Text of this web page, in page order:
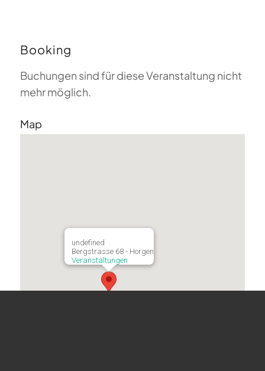
Booking
Buchungen sind für diese Veranstaltung nicht
mehr möglich.
Map
undefined
Bergstrasse 68 - Horgen
Veranstaltungen